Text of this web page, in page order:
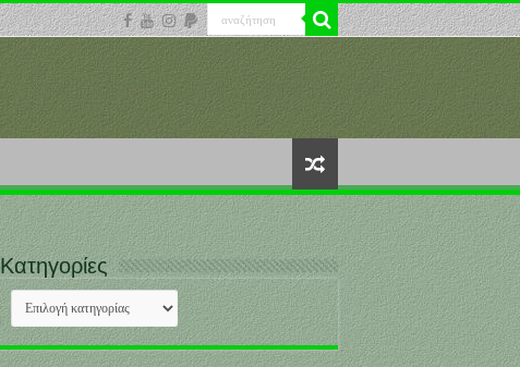
Κατηγορίες
Κατηγορίες